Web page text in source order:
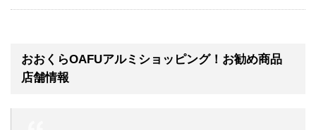
おおくらOAFUアルミショッピング！お勧め商品
店舗情報